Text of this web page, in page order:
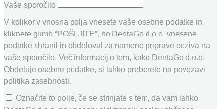
Vaše sporočilo
V kolikor v vnosna polja vnesete vaše osebne podatke in
kliknete gumb “POŠLJITE”, bo DentaGo d.o.o. vnesene
podatke shranil in obdeloval za namene priprave odziva na
vaše sporočilo. Več informacij o tem, kako DentaGo d.o.o.
Obdeluje osebne podatke, si lahko preberete na povezavi
politika zasebnosti.
Označite to polje, če se strinjate s tem, da vam lahko